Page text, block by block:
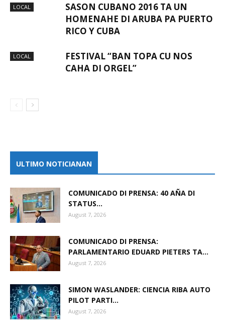
LOCAL
SASON CUBANO 2016 TA UN
HOMENAHE DI ARUBA PA PUERTO
RICO Y CUBA
LOCAL
FESTIVAL “BAN TOPA CU NOS
CAHA DI ORGEL”
ULTIMO NOTICIANAN
COMUNICADO DI PRENSA: 40 AÑA DI
STATUS...
August 7, 2026
COMUNICADO DI PRENSA:
PARLAMENTARIO EDUARD PIETERS TA...
August 7, 2026
SIMON WASLANDER: CIENCIA RIBA AUTO
PILOT PARTI...
August 7, 2026